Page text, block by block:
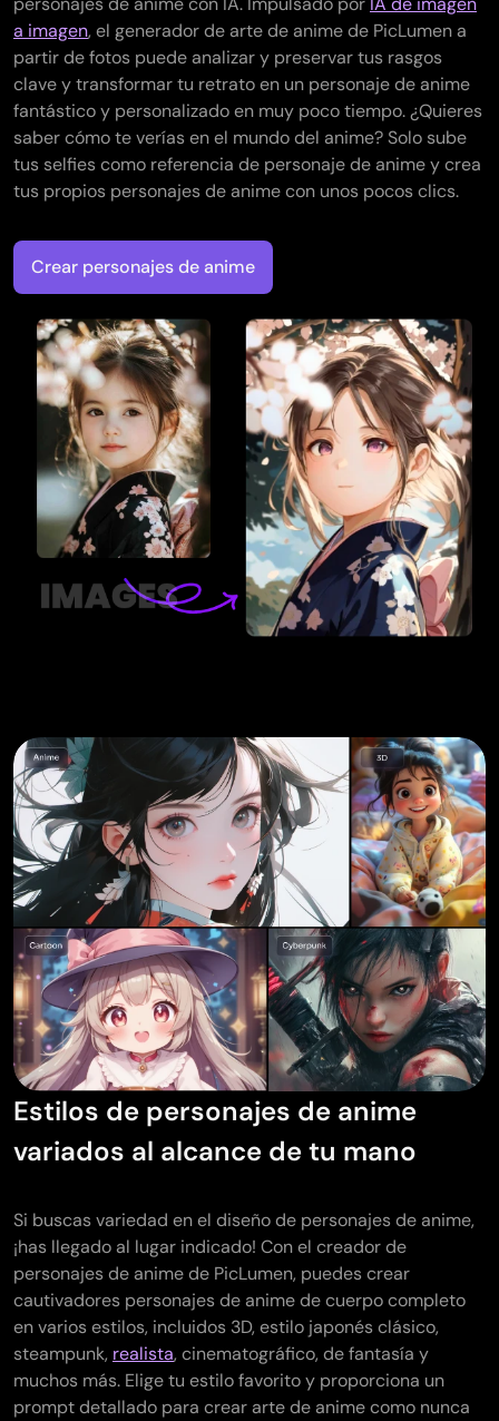
a imagen, el generador de arte de anime de PicLumen a
partir de fotos puede analizar y preservar tus rasgos
clave y transformar tu retrato en un personaje de anime
fantástico y personalizado en muy poco tiempo. ¿Quieres
saber cómo te verías en el mundo del anime? Solo sube
tus selfies como referencia de personaje de anime y crea
tus propios personajes de anime con unos pocos clics.
Crear personajes de anime
Estilos de personajes de anime
variados al alcance de tu mano
Si buscas variedad en el diseño de personajes de anime,
¡has llegado al lugar indicado! Con el creador de
personajes de anime de PicLumen, puedes crear
cautivadores personajes de anime de cuerpo completo
en varios estilos, incluidos 3D, estilo japonés clásico,
steampunk, realista, cinematográfico, de fantasía y
muchos más. Elige tu estilo favorito y proporciona un
prompt detallado para crear arte de anime como nunca